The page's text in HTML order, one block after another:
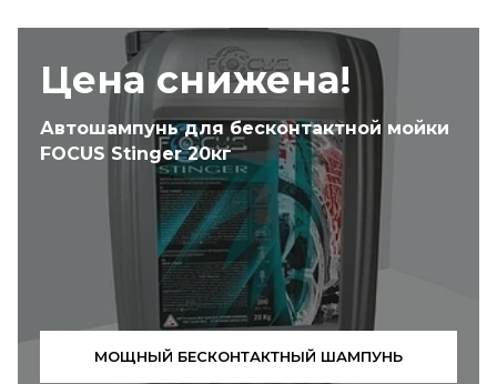
Цена снижена!
Автошампунь для бесконтактной мойки
FOCUS Stinger 20кг
МОЩНЫЙ БЕСКОНТАКТНЫЙ ШАМПУНЬ